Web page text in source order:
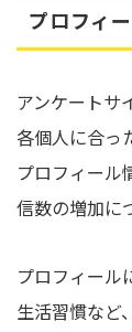
プロフィ
アンケートサ
各個人に合っ
プロフィール
信数の増加に
プロフィール
生活習慣など、